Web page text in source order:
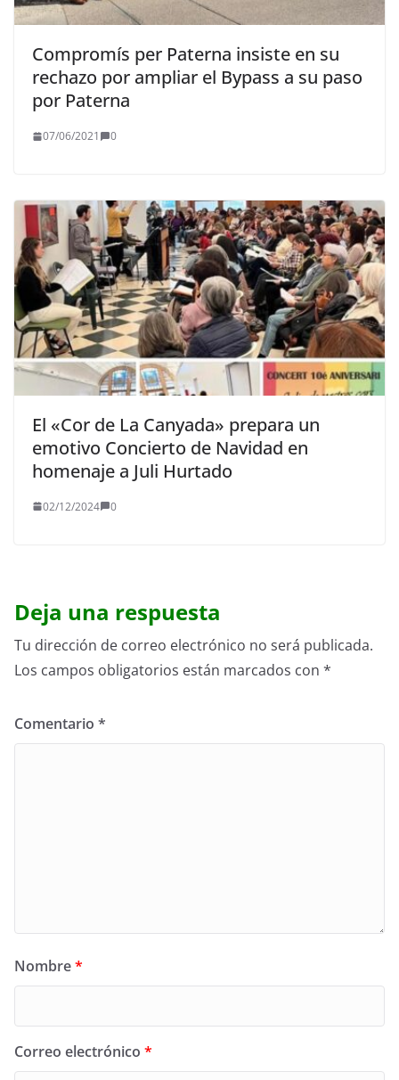
Compromís per Paterna insiste en su
rechazo por ampliar el Bypass a su paso
por Paterna
07/06/2021 0
El «Cor de La Canyada» prepara un
emotivo Concierto de Navidad en
homenaje a Juli Hurtado
02/12/2024 0
Deja una respuesta
Tu dirección de correo electrónico no será publicada.
Los campos obligatorios están marcados con *
Comentario *
Nombre*
Correo electrónico *